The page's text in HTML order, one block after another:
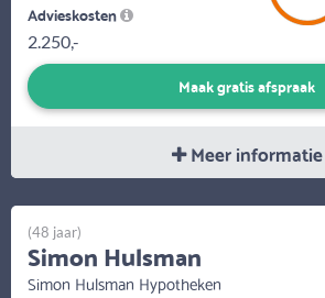
Advieskosten
2.250,-
Maak gratis afspraak
Meer informatie
(48 jaar)
Simon Hulsman
Simon Hulsman Hypotheken